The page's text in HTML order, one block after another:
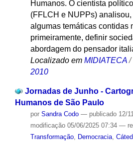
Humanos. O cientista
(FFLCH e NUPPs)
algumas temáticas contidas
primeiramente, definir
abordagem do pensador
Localizado em MIDIATECA /
2010
Jornadas de Junho -
Humanos de São Paulo
por Sandra Codo — publicado12/
modificação05/06/2025 07:34 —
Transformação, Democracia,